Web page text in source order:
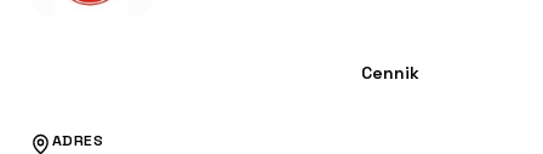
Cennik
ADRES